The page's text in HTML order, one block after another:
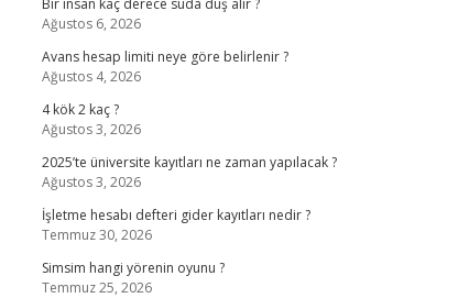
Bir insan kaç derece suda duş alır ?
Ağustos 6, 2026
Avans hesap limiti neye göre belirlenir ?
Ağustos 4, 2026
4 kök 2 kaç ?
Ağustos 3, 2026
2025’te üniversite kayıtları ne zaman yapılacak ?
Ağustos 3, 2026
İşletme hesabı defteri gider kayıtları nedir ?
Temmuz 30, 2026
Simsim hangi yörenin oyunu ?
Temmuz 25, 2026